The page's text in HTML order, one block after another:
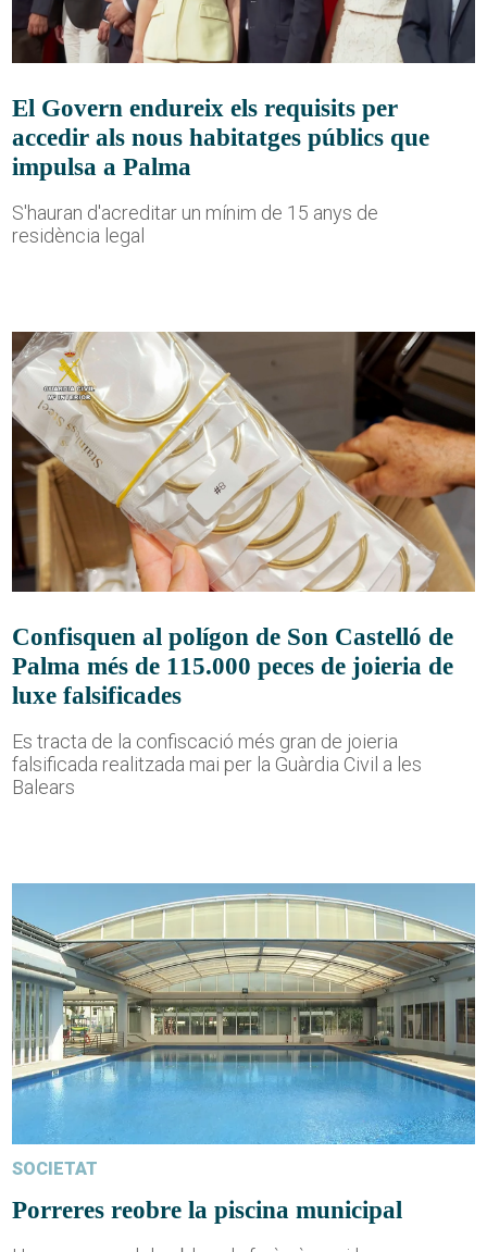
El Govern endureix els requisits per
accedir als nous habitatges públics que
impulsa a Palma
S'hauran d'acreditar un mínim de 15 anys de
residència legal
Confisquen al polígon de Son Castelló de
Palma més de 115.000 peces de joieria de
luxe falsificades
Es tracta de la confiscació més gran de joieria
falsificada realitzada mai per la Guàrdia Civil a les
Balears
SOCIETAT
Porreres reobre la piscina municipal